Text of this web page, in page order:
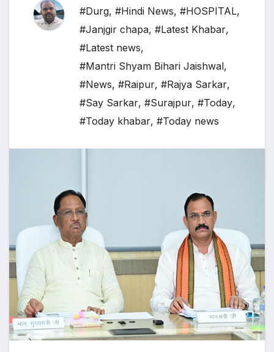
#Durg, #Hindi News, #HOSPITAL,
#Janjgir chapa, #Latest Khabar,
#Latest news,
#Mantri Shyam Bihari Jaishwal,
#News, #Raipur, #Rajya Sarkar,
#Say Sarkar, #Surajpur, #Today,
#Today khabar, #Today news